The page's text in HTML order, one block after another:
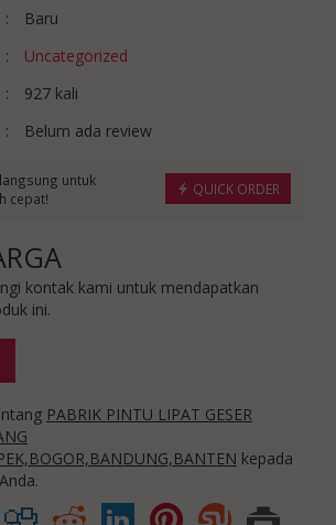
:
Baru
:
Uncategorized
:
927 kali
: Belum ada review
QUICK ORDER
untuk
cepat!
kontak kami untuk mendapatkan
ini.
PABRIK PINTU LIPAT GESER
kepada